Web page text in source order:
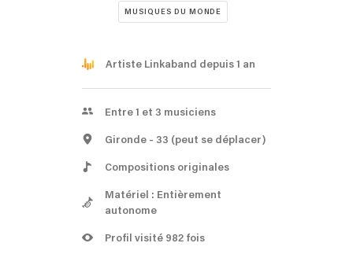
MUSIQUES DU MONDE
Artiste Linkaband depuis 1 an
Entre 1 et 3 musiciens
Gironde - 33 (peut se déplacer)
Compositions originales
Matériel : Entièrement
autonome
Profil visité 982 fois